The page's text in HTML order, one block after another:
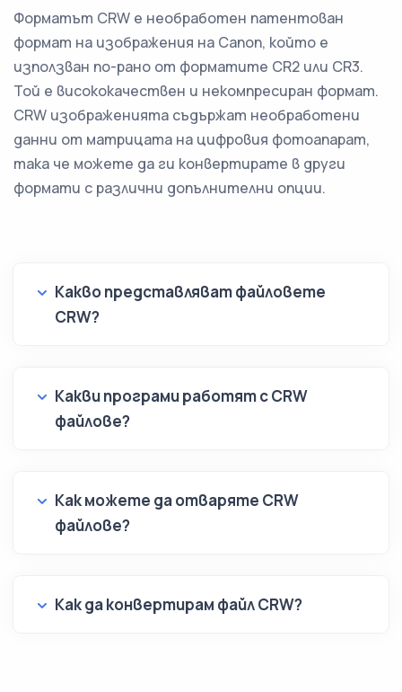
Форматът CRW е необработен патентован
формат на изображения на Canon, който е
използван по-рано от форматите CR2 или CR3.
Той е висококачествен и некомпресиран формат.
CRW изображенията съдържат необработени
данни от матрицата на цифровия фотоапарат,
така че можете да ги конвертирате в други
формати с различни допълнителни опции.
Какво представляват файловете
CRW?
Какви програми работят с CRW
файлове?
Как можете да отваряте CRW
файлове?
Как да конвертирам файл CRW?